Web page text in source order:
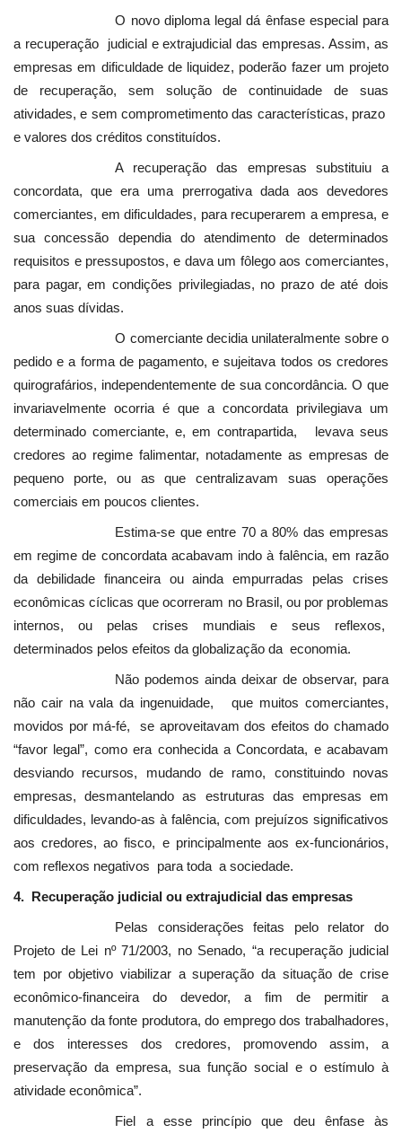
O novo diploma legal dá ênfase especial para
a recuperação judicial e extrajudicial das empresas. Assim, as
empresas em dificuldade de liquidez, poderão fazer um projeto
de recuperação, sem solução de continuidade de suas
atividades, e sem comprometimento das características, prazo
e valores dos créditos constituídos.
A recuperação das empresas substituiu a
concordata, que era uma prerrogativa dada aos devedores
comerciantes, em dificuldades, para recuperarem a empresa, e
sua concessão dependia do atendimento de determinados
requisitos e pressupostos, e dava um fôlego aos comerciantes,
para pagar, em condições privilegiadas, no prazo de até dois
anos suas dívidas.
O comerciante decidia unilateralmente sobre o
pedido e a forma de pagamento, e sujeitava todos os credores
quirografários, independentemente de sua concordância. O que
invariavelmente ocorria é que a concordata privilegiava um
determinado comerciante, e, em contrapartida, levava seus
credores ao regime falimentar, notadamente as empresas de
pequeno porte, ou as que centralizavam suas operações
comerciais em poucos clientes.
Estima-se que entre 70 a80% das empresas
em regime de concordata acabavam indo à falência, em razão
da debilidade financeira ou ainda empurradas pelas crises
econômicas cíclicas que ocorreram no Brasil, ou por problemas
internos, ou pelas crises mundiais e seus reflexos,
determinados pelos efeitos da globalização da economia.
Não podemos ainda deixar de observar, para
não cair na vala da ingenuidade, que muitos comerciantes,
movidos por má-fé, se aproveitavam dos efeitos do chamado
“favor legal”, como era conhecida a Concordata, e acabavam
desviando recursos, mudando de ramo, constituindo novas
empresas, desmantelando as estruturas das empresas em
dificuldades, levando-as à falência, com prejuízos significativos
aos credores, ao fisco, e principalmente aos ex-funcionários,
com reflexos negativos para toda a sociedade.
4. Recuperação judicial ou extrajudicial das empresas
Pelas considerações feitas pelo relator do
Projeto de Lei nº 71/2003, no Senado, “a recuperação judicial
tem por objetivo viabilizar a superação da situação de crise
econômico-financeira do devedor, a fim de permitir a
manutenção da fonte produtora, do emprego dos trabalhadores,
e dos interesses dos credores, promovendo assim, a
preservação da empresa, sua função social e o estímulo à
atividade econômica”.
Fiel a esse princípio que deu ênfase às